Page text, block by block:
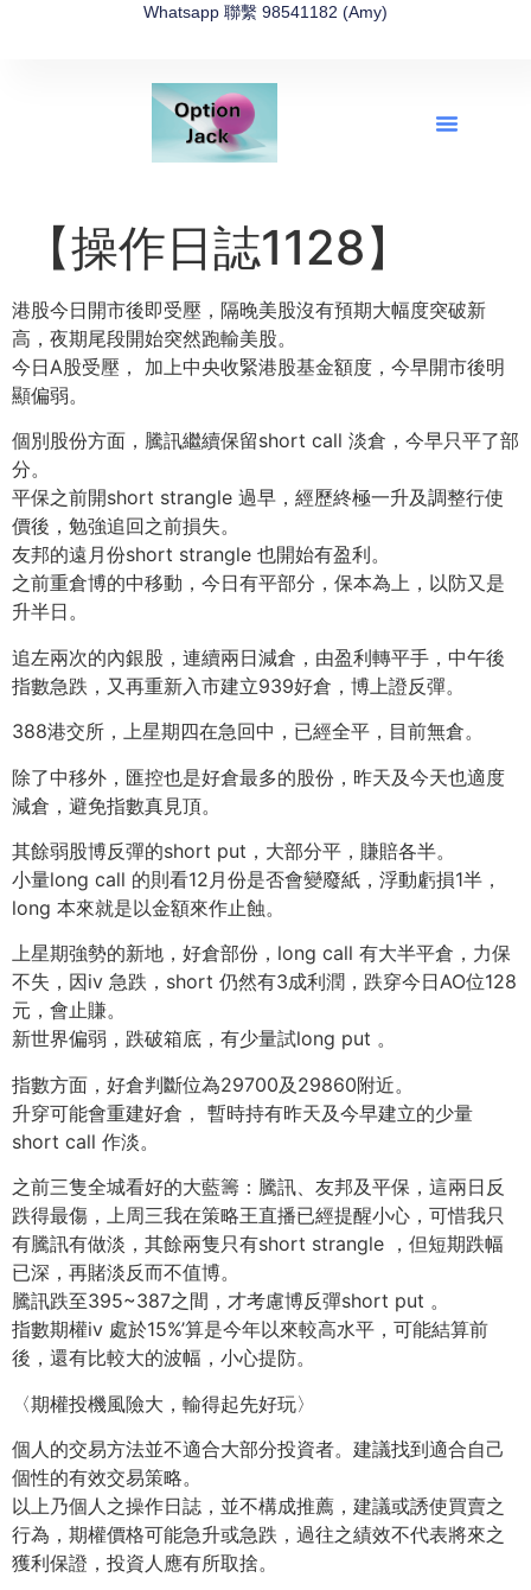
Whatsapp 聯繫 98541182 (Amy)
【操作日誌1128】
港股今日開市後即受壓，隔晚美股沒有預期大幅度突破新
高，夜期尾段開始突然跑輸美股。
今日A股受壓， 加上中央收緊港股基金額度，今早開市後明
顯偏弱。
個別股份方面，騰訊繼續保留short call 淡倉，今早只平了部
分。
平保之前開short strangle 過早，經歷終極一升及調整行使
價後，勉強追回之前損失。
友邦的遠月份short strangle 也開始有盈利。
之前重倉博的中移動，今日有平部分，保本為上，以防又是
升半日。
追左兩次的內銀股，連續兩日減倉，由盈利轉平手，中午後
指數急跌，又再重新入市建立939好倉，博上證反彈。
388港交所，上星期四在急回中，已經全平，目前無倉。
除了中移外，匯控也是好倉最多的股份，昨天及今天也適度
減倉，避免指數真見頂。
其餘弱股博反彈的short put，大部分平，賺賠各半。
小量long call 的則看12月份是否會變廢紙，浮動虧損1半，
long 本來就是以金額來作止蝕。
上星期強勢的新地，好倉部份，long call 有大半平倉，力保
不失，因iv 急跌，short 仍然有3成利潤，跌穿今日AO位128
元，會止賺。
新世界偏弱，跌破箱底，有少量試long put 。
指數方面，好倉判斷位為29700及29860附近。
升穿可能會重建好倉， 暫時持有昨天及今早建立的少量
short call 作淡。
之前三隻全城看好的大藍籌：騰訊、友邦及平保，這兩日反
跌得最傷，上周三我在策略王直播已經提醒小心，可惜我只
有騰訊有做淡，其餘兩隻只有short strangle ，但短期跌幅
已深，再賭淡反而不值博。
騰訊跌至395~387之間，才考慮博反彈short put 。
指數期權iv 處於15%’算是今年以來較高水平，可能結算前
後，還有比較大的波幅，小心提防。
〈期權投機風險大，輸得起先好玩〉
個人的交易方法並不適合大部分投資者。建議找到適合自己
個性的有效交易策略。
以上乃個人之操作日誌，並不構成推薦，建議或誘使買賣之
行為，期權價格可能急升或急跌，過往之績效不代表將來之
獲利保證，投資人應有所取捨。